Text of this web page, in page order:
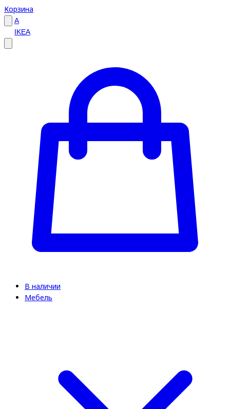
Корзина
A
IKEA
В наличии
Мебель